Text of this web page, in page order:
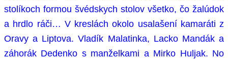
stolíkoch formou švédskych stolov všetko, čo žalúdok
a hrdlo ráči… V kreslách okolo usalašení kamaráti z
Oravy a Liptova. Vladík Malatinka, Lacko Mandák a
záhorák Dedenko s manželkami a Mirko Huljak. No